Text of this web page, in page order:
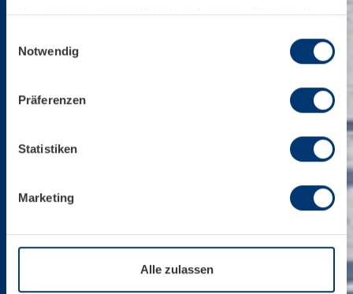
zu technisch nicht notwendigen Cookies können Sie
Weiterführende Details zu den auf unserer Website
eingesetzten Diensten finden Sie in unserer
Mehr über uns im Impressum.
Notwendig
Präferenzen
Statistiken
Marketing
Alle zulassen